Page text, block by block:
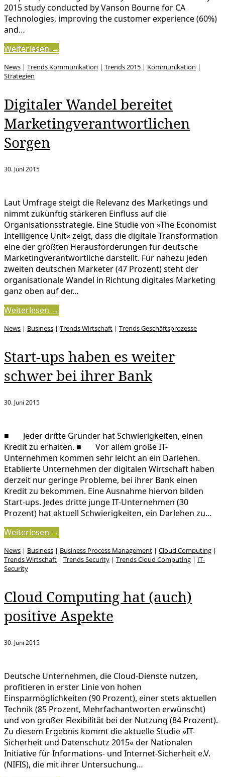
2015 study conducted by Vanson Bourne for CA
Technologies, improving the customer experience (60%)
and…
Weiterlesen →
News | Trends Kommunikation | Trends 2015 | Kommunikation |
Strategien
Digitaler Wandel bereitet
Marketingverantwortlichen
Sorgen
30. Juni 2015
Laut Umfrage steigt die Relevanz des Marketings und
nimmt zukünftig stärkeren Einfluss auf die
Organisationsstrategie. Eine Studie von »The Economist
Intelligence Unit« zeigt, dass die digitale Transformation
eine der größten Herausforderungen für deutsche
Marketingverantwortliche darstellt. Für nahezu jeden
zweiten deutschen Marketer (47 Prozent) steht der
organisationale Wandel in Richtung digitales Marketing
ganz oben auf der…
Weiterlesen →
News | Business | Trends Wirtschaft | Trends Geschäftsprozesse
Start-ups haben es weiter
schwer bei ihrer Bank
30. Juni 2015
■ Jeder dritte Gründer hat Schwierigkeiten, einen
Kredit zu erhalten. ■ Vor allem große IT-
Unternehmen kommen sehr leicht an ein Darlehen.
Etablierte Unternehmen der digitalen Wirtschaft haben
derzeit nur geringe Probleme, bei ihrer Bank einen
Kredit zu bekommen. Eine Ausnahme hiervon bilden
Start-ups. Jedes dritte junge IT-Unternehmen (30
Prozent) hat aktuell Schwierigkeiten, ein Darlehen zu…
Weiterlesen →
News | Business | Business Process Management | Cloud Computing |
Trends Wirtschaft | Trends Security | Trends Cloud Computing | IT-
Security
Cloud Computing hat (auch)
positive Aspekte
30. Juni 2015
Deutsche Unternehmen, die Cloud-Dienste nutzen,
profitieren in erster Linie von hohen
Einsparmöglichkeiten (90 Prozent), einer stets aktuellen
Technik (85 Prozent, Mehrfachantworten erwünscht)
und von großer Flexibilität bei der Nutzung (84 Prozent).
Zu diesem Ergebnis kommt die aktuelle Studie »IT-
Sicherheit und Datenschutz 2015« der Nationalen
Initiative für Informations- und Internet-Sicherheit e.V.
(NIFIS), die mit ihrer Untersuchung…